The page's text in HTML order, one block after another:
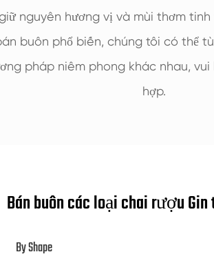
nguyên hương vị và mùi thơm
buôn phổ biến, chúng tôi có thể
pháp niêm phong khác nhau,
hợp.
Bán buôn các loại chai rượu
By Shape